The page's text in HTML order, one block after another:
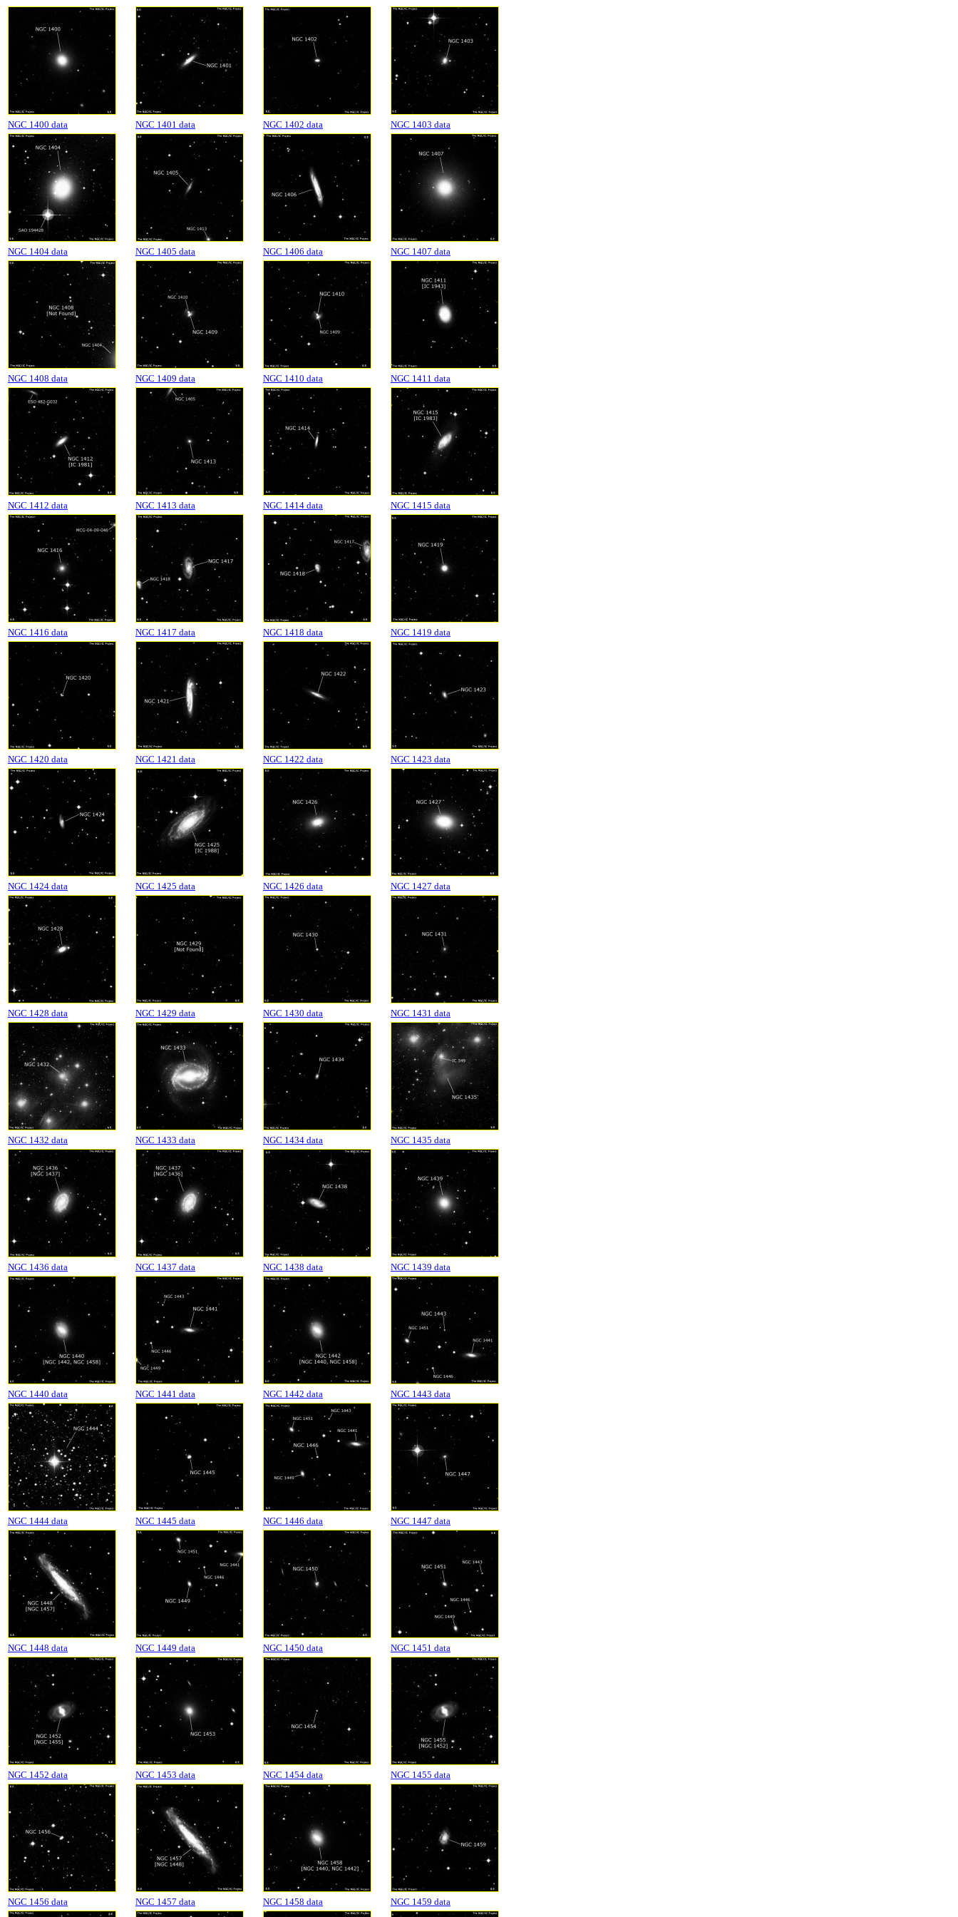
NGC 1400 data NGC 1401 data NGC 1402 data NGC 1403 data
NGC 1404 data NGC 1405 data NGC 1406 data NGC 1407 data
NGC 1408 data NGC 1409 data NGC 1410 data NGC 1411 data
NGC 1412 data NGC 1413 data NGC 1414 data NGC 1415 data
NGC 1416 data NGC 1417 data NGC 1418 data NGC 1419 data
NGC 1420 data NGC 1421 data NGC 1422 data NGC 1423 data
NGC 1424 data NGC 1425 data NGC 1426 data NGC 1427 data
NGC 1428 data NGC 1429 data NGC 1430 data NGC 1431 data
NGC 1432 data NGC 1433 data NGC 1434 data NGC 1435 data
NGC 1436 data NGC 1437 data NGC 1438 data NGC 1439 data
NGC 1440 data NGC 1441 data NGC 1442 data NGC 1443 data
NGC 1444 data NGC 1445 data NGC 1446 data NGC 1447 data
NGC 1448 data NGC 1449 data NGC 1450 data NGC 1451 data
NGC 1452 data NGC 1453 data NGC 1454 data NGC 1455 data
NGC 1456 data NGC 1457 data NGC 1458 data NGC 1459 data